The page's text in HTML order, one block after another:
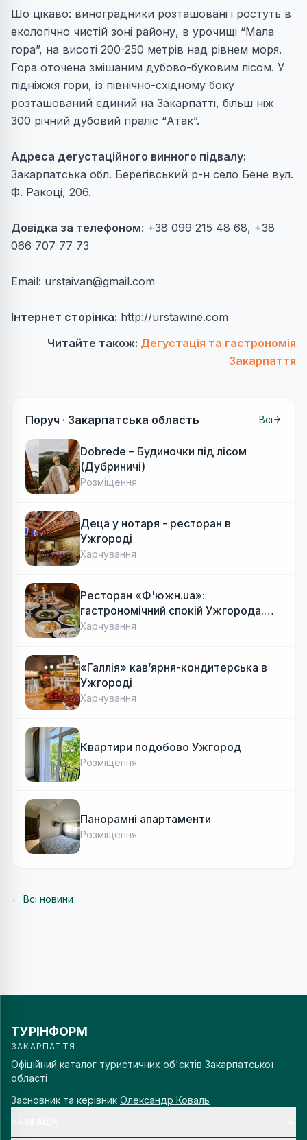
Шо цікаво: виноградники розташовані і ростуть в
екологічно чистій зоні району, в урочищі “Мала
гора”, на висоті 200-250 метрів над рівнем моря.
Гора оточена змішаним дубово-буковим лісом. У
підніжжя гори, із північно-східному боку
розташований єдиний на Закарпатті, більш ніж
300 річний дубовий праліс “Атак”.
Адреса дегустаційного винного підвалу:
Закарпатська обл. Берегівський р-н село Бене вул.
Ф. Ракоці, 206.
Довідка за телефоном: +38 099 215 48 68, +38
066 707 77 73
Email: urstaivan@gmail.com
Інтернет сторінка: http://urstawine.com
Читайте також: Дегустація та гастрономія
Закарпаття
Поруч · Закарпатська область Всі
Dobrede – Будиночки під лісом
(Дубриничі)
Розміщення
Деца у нотаря - ресторан в
Ужгороді
Харчування
Ресторан «Ф'южн.ua»:
гастрономічний спокій Ужгорода.
Авторська локальна кухня, затишок
Харчування
«Галлія» кав’ярня-кондитерська в
Ужгороді
Харчування
Квартири подобово Ужгород
Розміщення
Панорамні апартаменти
Розміщення
← Всі новини
ТУРІНФОРМ
ЗАКАРПАТТЯ
Офіційний каталог туристичних об'єктів Закарпатської
області
Засновник та керівник Олександр Коваль